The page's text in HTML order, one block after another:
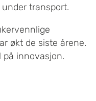
transport.
økt de siste årene.
på innovasjon.